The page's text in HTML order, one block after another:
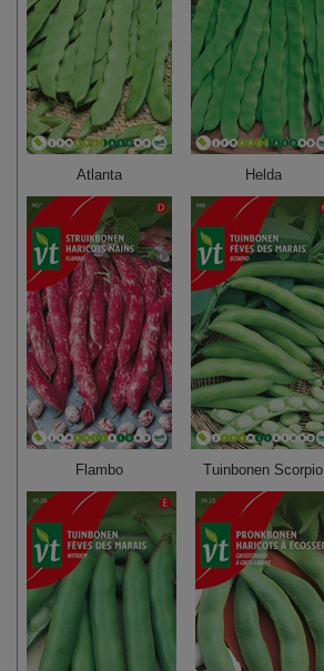
Atlanta Helda
Flambo Tuinbonen Scorpio